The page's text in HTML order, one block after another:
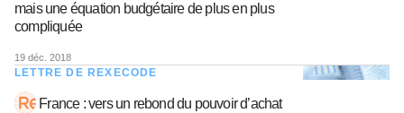
mais une équation budgétaire de plus en plus
compliquée
19 déc. 2018
LETTRE DE REXECODE
France : vers un rebond du pouvoir d’achat